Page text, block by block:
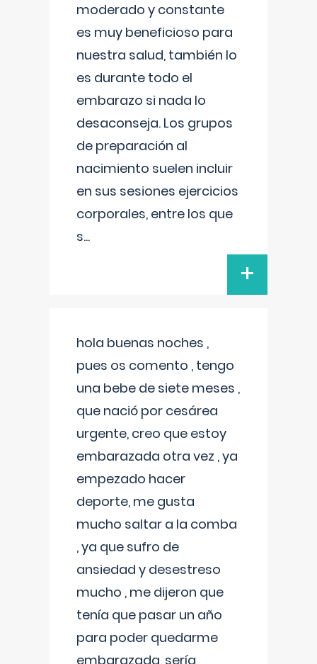
moderado y constante
es muy beneficioso para
nuestra salud, también lo
es durante todo el
embarazo si nada lo
desaconseja. Los grupos
de preparación al
nacimiento suelen incluir
en sus sesiones ejercicios
corporales, entre los que
s...
+
hola buenas noches ,
pues os comento , tengo
una bebe de siete meses ,
que nació por cesárea
urgente, creo que estoy
embarazada otra vez , ya
empezado hacer
deporte, me gusta
mucho saltar a la comba
, ya que sufro de
ansiedad y desestreso
mucho , me dijeron que
tenía que pasar un año
para poder quedarme
embarazada, sería